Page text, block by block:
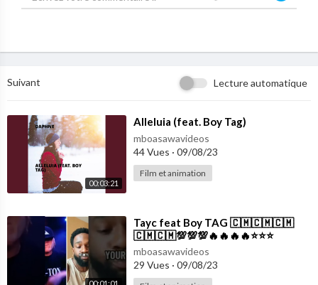
Suivant Lecture automatique
00:03:21
⁣Alleluia (feat. Boy Tag)
mboasawavideos
44 Vues · 09/08/23
Film et animation
00:01:01
⁣Tayc feat Boy TAG 🇨🇲🇨🇲🇨🇲
🇨🇲🇨🇲💯💯💯🔥🔥🔥🔥⭐⭐⭐
mboasawavideos
29 Vues · 09/08/23